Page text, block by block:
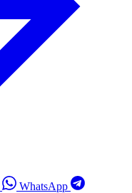
WhatsApp